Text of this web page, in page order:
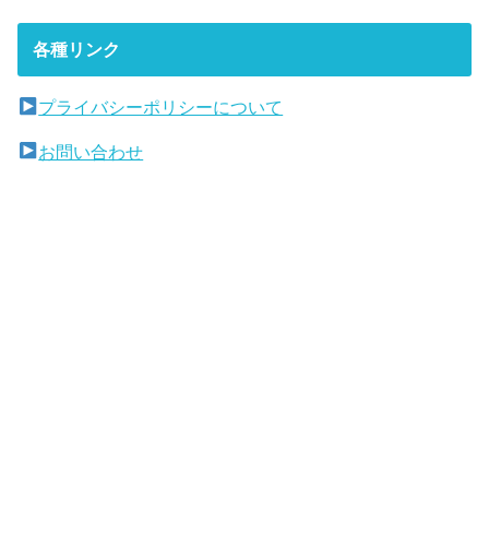
各種リンク
プライバシーポリシーについて
お問い合わせ